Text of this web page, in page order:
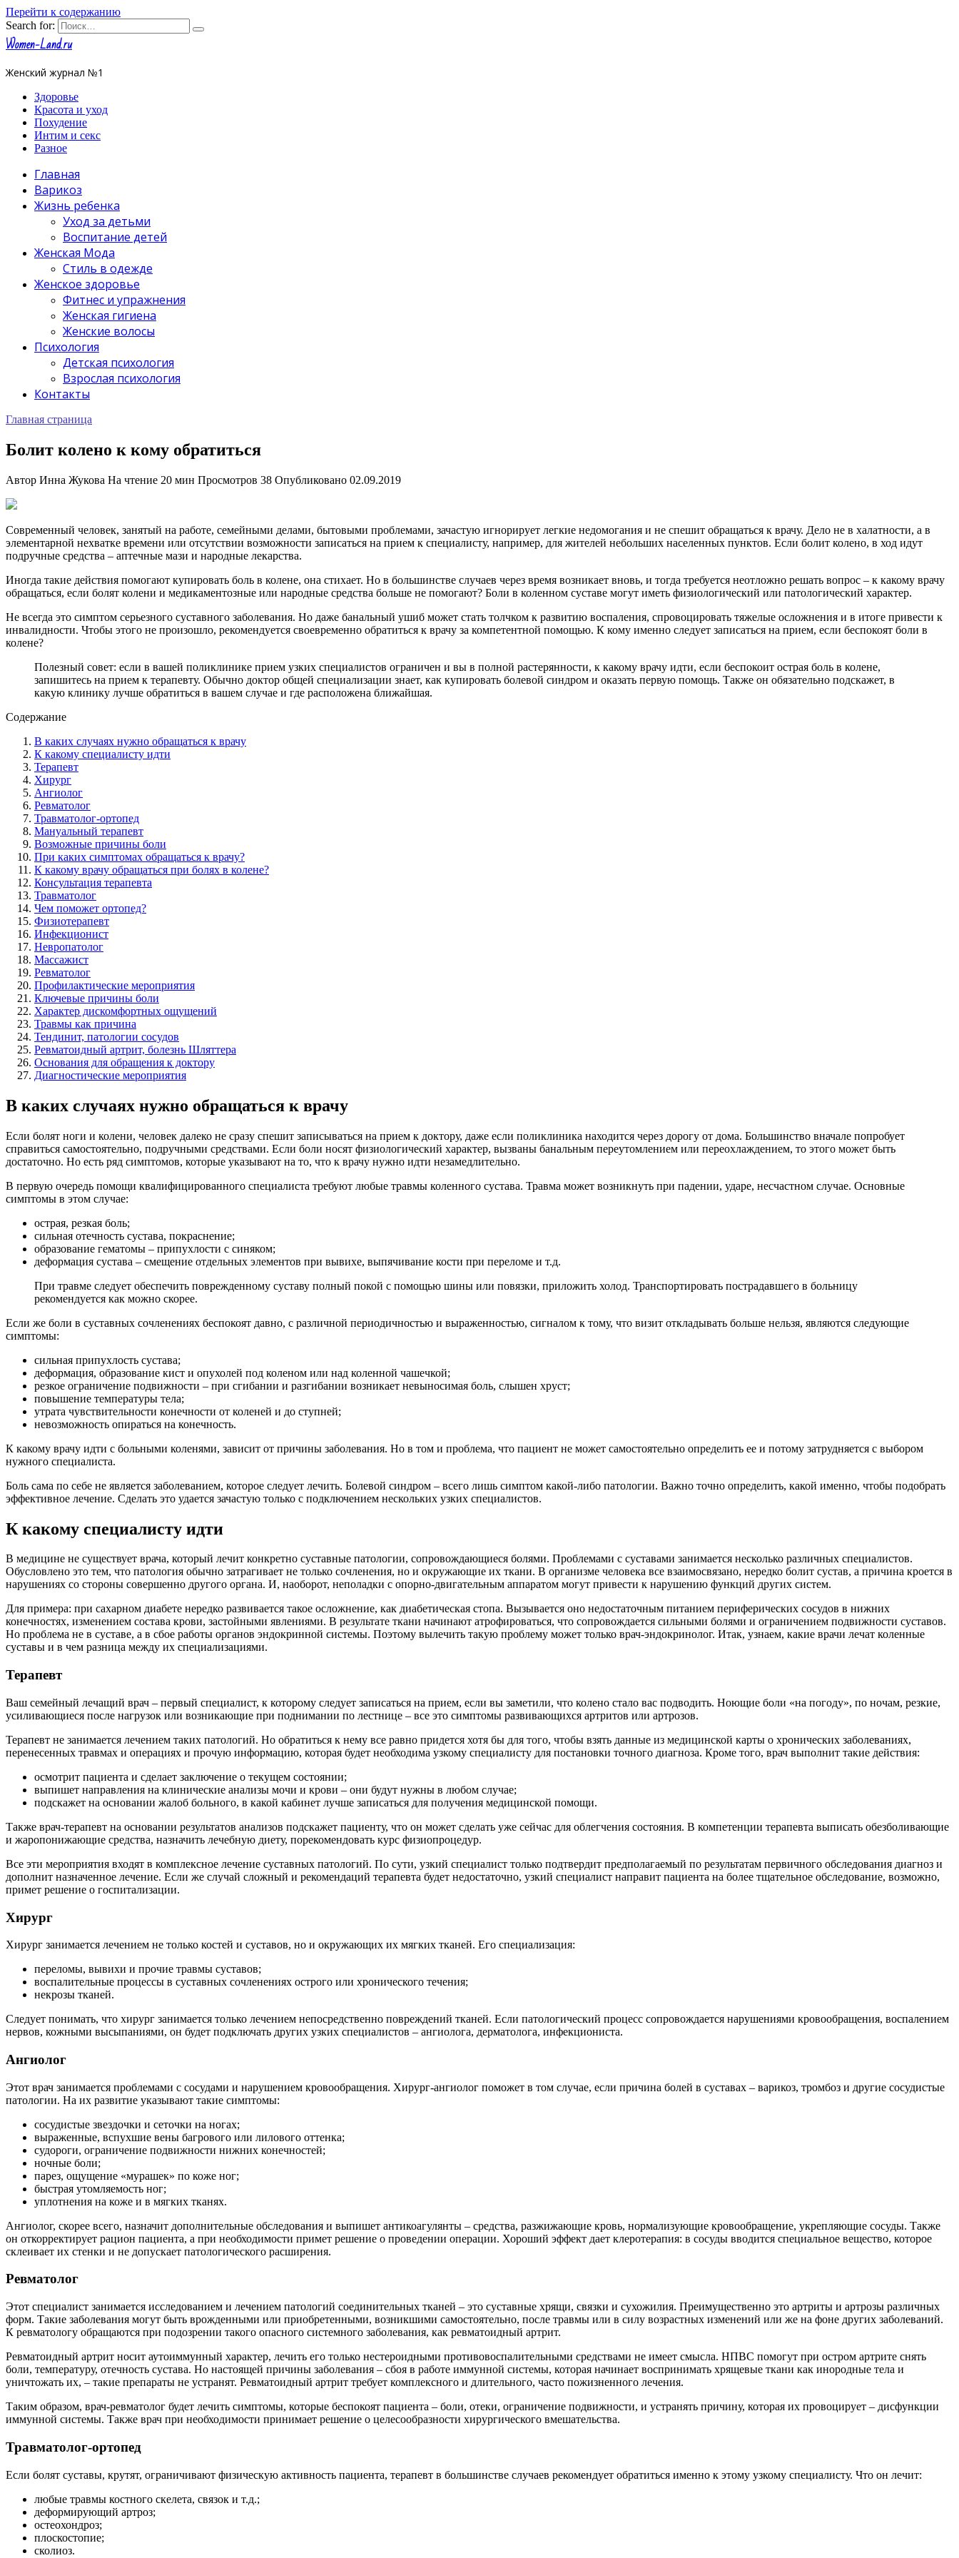
Перейти к содержанию
Search for:
Women-Land.ru
Женский журнал №1
Здоровье
Красота и уход
Похудение
Интим и секс
Разное
Главная
Варикоз
Жизнь ребенка
Уход за детьми
Воспитание детей
Женская Мода
Стиль в одежде
Женское здоровье
Фитнес и упражнения
Женская гигиена
Женские волосы
Психология
Детская психология
Взрослая психология
Контакты
Главная страница
Болит колено к кому обратиться
Автор Инна Жукова На чтение 20 мин Просмотров 38 Опубликовано 02.09.2019
Современный человек, занятый на работе, семейными делами, бытовыми проблемами, зачастую игнорирует легкие недомогания и не спешит обращаться к врачу. Дело не в халатности, а в
элементарной нехватке времени или отсутствии возможности записаться на прием к специалисту, например, для жителей небольших населенных пунктов. Если болит колено, в ход идут
подручные средства – аптечные мази и народные лекарства.
Иногда такие действия помогают купировать боль в колене, она стихает. Но в большинстве случаев через время возникает вновь, и тогда требуется неотложно решать вопрос – к какому врачу
обращаться, если болят колени и медикаментозные или народные средства больше не помогают? Боли в коленном суставе могут иметь физиологический или патологический характер.
Не всегда это симптом серьезного суставного заболевания. Но даже банальный ушиб может стать толчком к развитию воспаления, спровоцировать тяжелые осложнения и в итоге привести к
инвалидности. Чтобы этого не произошло, рекомендуется своевременно обратиться к врачу за компетентной помощью. К кому именно следует записаться на прием, если беспокоят боли в
колене?
Полезный совет: если в вашей поликлинике прием узких специалистов ограничен и вы в полной растерянности, к какому врачу идти, если беспокоит острая боль в колене,
запишитесь на прием к терапевту. Обычно доктор общей специализации знает, как купировать болевой синдром и оказать первую помощь. Также он обязательно подскажет, в
какую клинику лучше обратиться в вашем случае и где расположена ближайшая.
Содержание
В каких случаях нужно обращаться к врачу
К какому специалисту идти
Терапевт
Хирург
Ангиолог
Ревматолог
Травматолог-ортопед
Мануальный терапевт
Возможные причины боли
При каких симптомах обращаться к врачу?
​​​​​​К какому врачу обращаться при болях в колене?
Консультация терапевта
Травматолог
Чем поможет ортопед?
Физиотерапевт
Инфекционист
Невропатолог
Массажист
Ревматолог
Профилактические мероприятия
Ключевые причины боли
Характер дискомфортных ощущений
Травмы как причина
Тендинит, патологии сосудов
Ревматоидный артрит, болезнь Шляттера
Основания для обращения к доктору
Диагностические мероприятия
В каких случаях нужно обращаться к врачу
Если болят ноги и колени, человек далеко не сразу спешит записываться на прием к доктору, даже если поликлиника находится через дорогу от дома. Большинство вначале попробует
справиться самостоятельно, подручными средствами. Если боли носят физиологический характер, вызваны банальным переутомлением или переохлаждением, то этого может быть
достаточно. Но есть ряд симптомов, которые указывают на то, что к врачу нужно идти незамедлительно.
В первую очередь помощи квалифицированного специалиста требуют любые травмы коленного сустава. Травма может возникнуть при падении, ударе, несчастном случае. Основные
симптомы в этом случае:
острая, резкая боль;
сильная отечность сустава, покраснение;
образование гематомы – припухлости с синяком;
деформация сустава – смещение отдельных элементов при вывихе, выпячивание кости при переломе и т.д.
При травме следует обеспечить поврежденному суставу полный покой с помощью шины или повязки, приложить холод. Транспортировать пострадавшего в больницу
рекомендуется как можно скорее.
Если же боли в суставных сочленениях беспокоят давно, с различной периодичностью и выраженностью, сигналом к тому, что визит откладывать больше нельзя, являются следующие
симптомы:
сильная припухлость сустава;
деформация, образование кист и опухолей под коленом или над коленной чашечкой;
резкое ограничение подвижности – при сгибании и разгибании возникает невыносимая боль, слышен хруст;
повышение температуры тела;
утрата чувствительности конечности от коленей и до ступней;
невозможность опираться на конечность.
К какому врачу идти с больными коленями, зависит от причины заболевания. Но в том и проблема, что пациент не может самостоятельно определить ее и потому затрудняется с выбором
нужного специалиста.
Боль сама по себе не является заболеванием, которое следует лечить. Болевой синдром – всего лишь симптом какой-либо патологии. Важно точно определить, какой именно, чтобы подобрать
эффективное лечение. Сделать это удается зачастую только с подключением нескольких узких специалистов.
К какому специалисту идти
В медицине не существует врача, который лечит конкретно суставные патологии, сопровождающиеся болями. Проблемами с суставами занимается несколько различных специалистов.
Обусловлено это тем, что патология обычно затрагивает не только сочленения, но и окружающие их ткани. В организме человека все взаимосвязано, нередко болит сустав, а причина кроется в
нарушениях со стороны совершенно другого органа. И, наоборот, неполадки с опорно-двигательным аппаратом могут привести к нарушению функций других систем.
Для примера: при сахарном диабете нередко развивается такое осложнение, как диабетическая стопа. Вызывается оно недостаточным питанием периферических сосудов в нижних
конечностях, изменением состава крови, застойными явлениями. В результате ткани начинают атрофироваться, что сопровождается сильными болями и ограничением подвижности суставов.
Но проблема не в суставе, а в сбое работы органов эндокринной системы. Поэтому вылечить такую проблему может только врач-эндокринолог. Итак, узнаем, какие врачи лечат коленные
суставы и в чем разница между их специализациями.
Терапевт
Ваш семейный лечащий врач – первый специалист, к которому следует записаться на прием, если вы заметили, что колено стало вас подводить. Ноющие боли «на погоду», по ночам, резкие,
усиливающиеся после нагрузок или возникающие при поднимании по лестнице – все это симптомы развивающихся артритов или артрозов.
Терапевт не занимается лечением таких патологий. Но обратиться к нему все равно придется хотя бы для того, чтобы взять данные из медицинской карты о хронических заболеваниях,
перенесенных травмах и операциях и прочую информацию, которая будет необходима узкому специалисту для постановки точного диагноза. Кроме того, врач выполнит такие действия:
осмотрит пациента и сделает заключение о текущем состоянии;
выпишет направления на клинические анализы мочи и крови – они будут нужны в любом случае;
подскажет на основании жалоб больного, в какой кабинет лучше записаться для получения медицинской помощи.
Также врач-терапевт на основании результатов анализов подскажет пациенту, что он может сделать уже сейчас для облегчения состояния. В компетенции терапевта выписать обезболивающие
и жаропонижающие средства, назначить лечебную диету, порекомендовать курс физиопроцедур.
Все эти мероприятия входят в комплексное лечение суставных патологий. По сути, узкий специалист только подтвердит предполагаемый по результатам первичного обследования диагноз и
дополнит назначенное лечение. Если же случай сложный и рекомендаций терапевта будет недостаточно, узкий специалист направит пациента на более тщательное обследование, возможно,
примет решение о госпитализации.
Хирург
Хирург занимается лечением не только костей и суставов, но и окружающих их мягких тканей. Его специализация:
переломы, вывихи и прочие травмы суставов;
воспалительные процессы в суставных сочленениях острого или хронического течения;
некрозы тканей.
Следует понимать, что хирург занимается только лечением непосредственно повреждений тканей. Если патологический процесс сопровождается нарушениями кровообращения, воспалением
нервов, кожными высыпаниями, он будет подключать других узких специалистов – ангиолога, дерматолога, инфекциониста.
Ангиолог
Этот врач занимается проблемами с сосудами и нарушением кровообращения. Хирург-ангиолог поможет в том случае, если причина болей в суставах – варикоз, тромбоз и другие сосудистые
патологии. На их развитие указывают такие симптомы:
сосудистые звездочки и сеточки на ногах;
выраженные, вспухшие вены багрового или лилового оттенка;
судороги, ограничение подвижности нижних конечностей;
ночные боли;
парез, ощущение «мурашек» по коже ног;
быстрая утомляемость ног;
уплотнения на коже и в мягких тканях.
Ангиолог, скорее всего, назначит дополнительные обследования и выпишет антикоагулянты – средства, разжижающие кровь, нормализующие кровообращение, укрепляющие сосуды. Также
он откорректирует рацион пациента, а при необходимости примет решение о проведении операции. Хороший эффект дает клеротерапия: в сосуды вводится специальное вещество, которое
склеивает их стенки и не допускает патологического расширения.
Ревматолог
Этот специалист занимается исследованием и лечением патологий соединительных тканей – это суставные хрящи, связки и сухожилия. Преимущественно это артриты и артрозы различных
форм. Такие заболевания могут быть врожденными или приобретенными, возникшими самостоятельно, после травмы или в силу возрастных изменений или же на фоне других заболеваний.
К ревматологу обращаются при подозрении такого опасного системного заболевания, как ревматоидный артрит.
Ревматоидный артрит носит аутоиммунный характер, лечить его только нестероидными противовоспалительными средствами не имеет смысла. НПВС помогут при остром артрите снять
боли, температуру, отечность сустава. Но настоящей причины заболевания – сбоя в работе иммунной системы, которая начинает воспринимать хрящевые ткани как инородные тела и
уничтожать их, – такие препараты не устранят. Ревматоидный артрит требует комплексного и длительного, часто пожизненного лечения.
Таким образом, врач-ревматолог будет лечить симптомы, которые беспокоят пациента – боли, отеки, ограничение подвижности, и устранять причину, которая их провоцирует – дисфункции
иммунной системы. Также врач при необходимости принимает решение о целесообразности хирургического вмешательства.
Травматолог-ортопед
Если болят суставы, крутят, ограничивают физическую активность пациента, терапевт в большинстве случаев рекомендует обратиться именно к этому узкому специалисту. Что он лечит:
любые травмы костного скелета, связок и т.д.;
деформирующий артроз;
остеохондроз;
плоскостопие;
сколиоз.